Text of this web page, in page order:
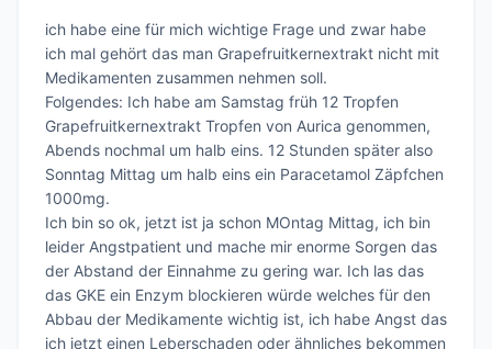
ich habe eine für mich wichtige Frage und zwar habe
ich mal gehört das man Grapefruitkernextrakt nicht mit
Medikamenten zusammen nehmen soll.
Folgendes: Ich habe am Samstag früh 12 Tropfen
Grapefruitkernextrakt Tropfen von Aurica genommen,
Abends nochmal um halb eins. 12 Stunden später also
Sonntag Mittag um halb eins ein Paracetamol Zäpfchen
1000mg.
Ich bin so ok, jetzt ist ja schon MOntag Mittag, ich bin
leider Angstpatient und mache mir enorme Sorgen das
der Abstand der Einnahme zu gering war. Ich las das
das GKE ein Enzym blockieren würde welches für den
Abbau der Medikamente wichtig ist, ich habe Angst das
ich jetzt einen Leberschaden oder ähnliches bekommen